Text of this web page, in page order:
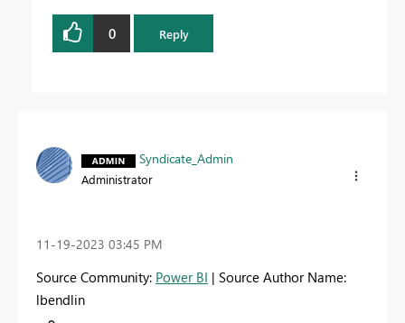
0 Reply
Syndicate_Admin
Administrator
‎11-19-2023 03:45 PM
Source Community: Power BI | Source Author Name:
lbendlin